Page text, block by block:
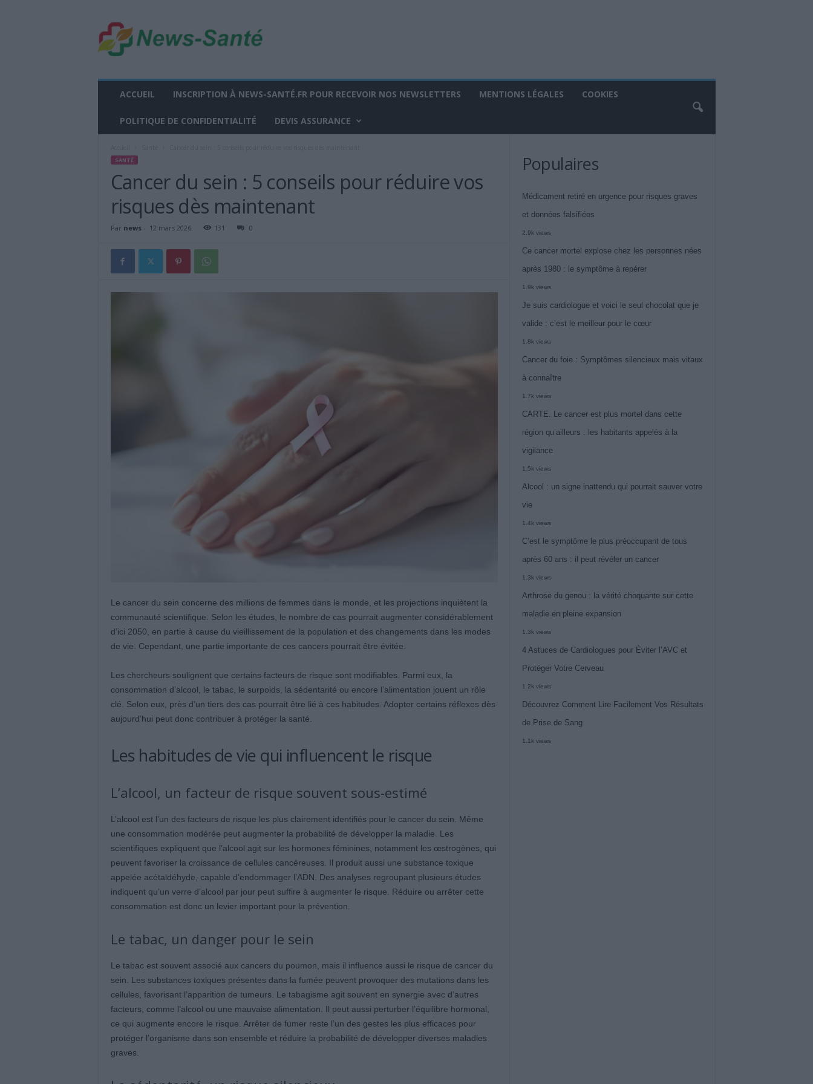
w
s
ACCUEIL INSCRIPTION À NEWS-SANTÉ.FR POUR RECEVOIR NOS NEWSLETTERS MENTIONS LÉGALES COOKIES
POLITIQUE DE CONFIDENTIALITÉ DEVIS ASSURANCE
SANTÉ
Cancer du sein : 5 conseils pour réduire vos
risques dès maintenant
Par news- 12 mars 2026 131 0
Le cancer du sein concerne des millions de femmes dans le monde, et les projections inquiètent la
communauté scientifique. Selon les études, le nombre de cas pourrait augmenter considérablement
d’ici 2050, en partie à cause du vieillissement de la population et des changements dans les modes
de vie. Cependant, une partie importante de ces cancers pourrait être évitée.
Les chercheurs soulignent que certains facteurs de risque sont modifiables. Parmi eux, la
consommation d’alcool, le tabac, le surpoids, la sédentarité ou encore l’alimentation jouent un rôle
clé. Selon eux, près d’un tiers des cas pourrait être lié à ces habitudes. Adopter certains réflexes dès
aujourd’hui peut donc contribuer à protéger la santé.
Les habitudes de vie qui influencent le risque
L’alcool, un facteur de risque souvent sous-estimé
L’alcool est l’un des facteurs de risque les plus clairement identifiés pour le cancer du sein. Même
une consommation modérée peut augmenter la probabilité de développer la maladie. Les
scientifiques expliquent que l’alcool agit sur les hormones féminines, notamment les œstrogènes, qui
peuvent favoriser la croissance de cellules cancéreuses. Il produit aussi une substance toxique
appelée acétaldéhyde, capable d’endommager l’ADN. Des analyses regroupant plusieurs études
indiquent qu’un verre d’alcool par jour peut suffire à augmenter le risque. Réduire ou arrêter cette
consommation est donc un levier important pour la prévention.
Le tabac, un danger pour le sein
Le tabac est souvent associé aux cancers du poumon, mais il influence aussi le risque de cancer du
sein. Les substances toxiques présentes dans la fumée peuvent provoquer des mutations dans les
cellules, favorisant l’apparition de tumeurs. Le tabagisme agit souvent en synergie avec d’autres
facteurs, comme l’alcool ou une mauvaise alimentation. Il peut aussi perturber l’équilibre hormonal,
ce qui augmente encore le risque. Arrêter de fumer reste l’un des gestes les plus efficaces pour
protéger l’organisme dans son ensemble et réduire la probabilité de développer diverses maladies
graves.
Populaires
Médicament retiré en urgence pour risques graves
et données falsifiées
2.9k views
Ce cancer mortel explose chez les personnes nées
après 1980 : le symptôme à repérer
1.9k views
Je suis cardiologue et voici le seul chocolat que je
valide : c’est le meilleur pour le cœur
1.8k views
Cancer du foie : Symptômes silencieux mais vitaux
à connaître
1.7k views
CARTE. Le cancer est plus mortel dans cette
région qu’ailleurs : les habitants appelés à la
vigilance
1.5k views
Alcool : un signe inattendu qui pourrait sauver votre
vie
1.4k views
C’est le symptôme le plus préoccupant de tous
après 60 ans : il peut révéler un cancer
1.3k views
Arthrose du genou : la vérité choquante sur cette
maladie en pleine expansion
1.3k views
4 Astuces de Cardiologues pour Éviter l’AVC et
Protéger Votre Cerveau
1.2k views
Découvrez Comment Lire Facilement Vos Résultats
de Prise de Sang
1.1k views